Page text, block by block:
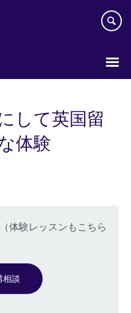
して英国留
体験
体験レッスンもこちら
相談